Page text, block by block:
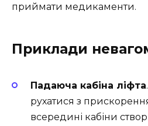
приймати медикаменти.
Приклади
Падаюча кабіна ліфта
рухатися з
всередині кабіни